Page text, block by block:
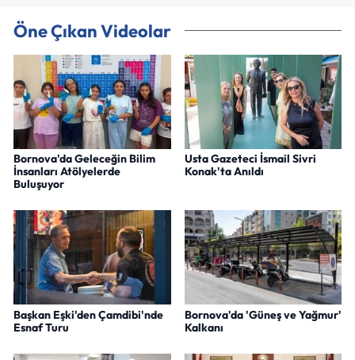
Öne Çıkan Videolar
Bornova'da Geleceğin Bilim
İnsanları Atölyelerde
Buluşuyor
Usta Gazeteci İsmail Sivri
Konak'ta Anıldı
Başkan Eşki'den Çamdibi'nde
Esnaf Turu
Bornova'da 'Güneş ve Yağmur'
Kalkanı